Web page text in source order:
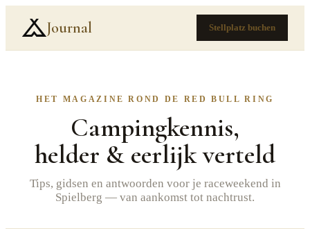
Journal Stellplatz buchen
HET MAGAZINE ROND DE RED BULL RING
Campingkennis,
helder & eerlijk verteld
Tips, gidsen en antwoorden voor je raceweekend in
Spielberg — van aankomst tot nachtrust.